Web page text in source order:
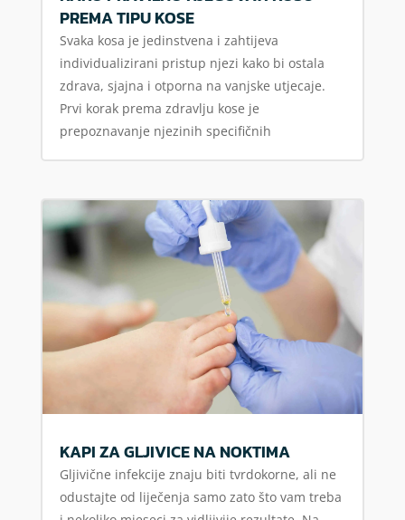
PREMA TIPU KOSE
Svaka kosa je jedinstvena i zahtijeva
individualizirani pristup njezi kako bi ostala
zdrava, sjajna i otporna na vanjske utjecaje.
Prvi korak prema zdravlju kose je
prepoznavanje njezinih specifičnih
KAPI ZA GLJIVICE NA NOKTIMA
Gljivične infekcije znaju biti tvrdokorne, ali ne
odustajte od liječenja samo zato što vam treba